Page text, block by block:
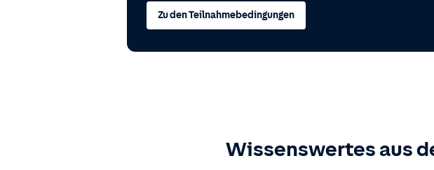
Zu den Teilnahmebedingungen
Wissenswertes aus